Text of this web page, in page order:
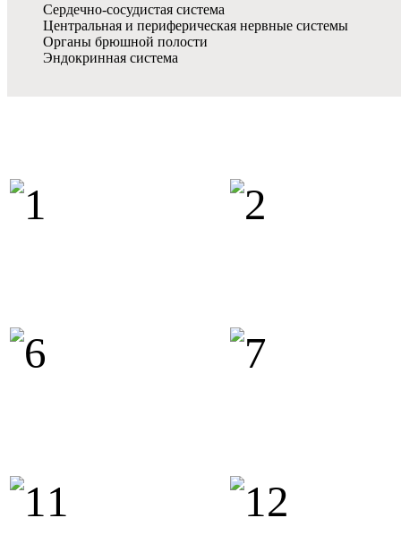
Сердечно-сосудистая система
Центральная и периферическая нервные системы
Органы брюшной полости
Эндокринная система